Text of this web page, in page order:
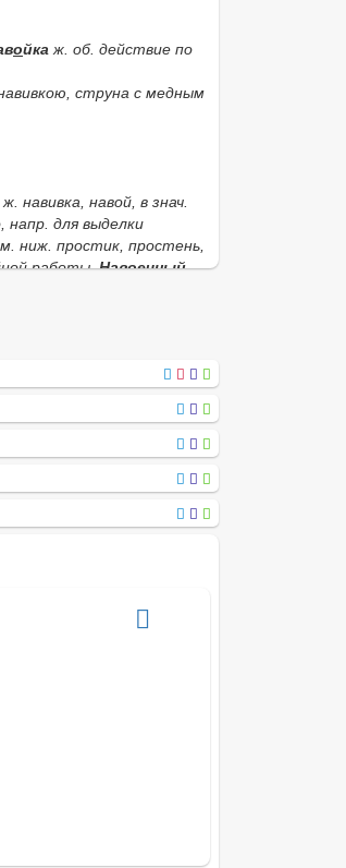
ойка ж. об. действие по
струна с медным
ж. навивка, навой, в знач.
напр. для выделки
ниж. простик, простень,
работы.Навоечный,